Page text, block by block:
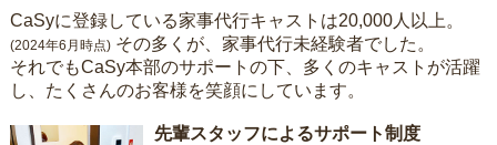
CaSyに登録している家事代行キャストは20,000人以上。
(2024年6月時点) その多くが、家事代行未経験者でした。
それでもCaSy本部のサポートの下、多くのキャストが活躍
し、たくさんのお客様を笑顔にしています。
先輩スタッフによるサポート制度